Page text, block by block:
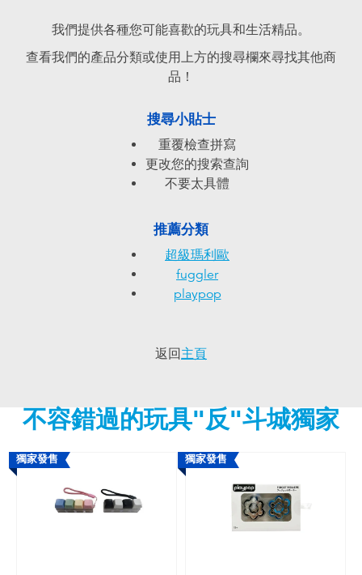
戶外及運動用品
角色扮演及造型系列
嬰兒及學前玩具
任天堂 Switch
電池
Globber高樂寶
我們提供各種您可能喜歡的玩具和生活精品。
查看我們的產品分類或使用上方的搜尋欄來尋找其他商
品！
搜尋小貼士
重覆檢查拼寫
更改您的搜索查詢
不要太具體
推薦分類
超級瑪利歐
fuggler
playpop
返回主頁
不容錯過的玩具"反"斗城獨家
獨家發售 獨家發售